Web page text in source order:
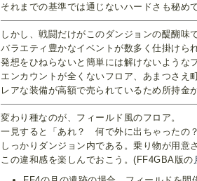
それまでの基準では通じないハードさも秘め
しかし、戦闘だけがこのダンジョンの醍醐味
バラエティ豊かなイベントが数多く仕掛けら
発想をひねらないと簡単には解けないような
エンカウントが全くないフロア、あまつさえ
レアな装備が高額で売られているため所持金
変わり種なのが、フィールド風のフロア。
一見すると「あれ？ 何で外に出ちゃったの
しっかりダンジョン内である。乗り物が用意
この違和感を楽しんでおこう。(FF4GBA版の